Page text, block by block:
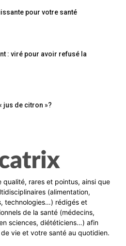
pour votre santé
: viré pour avoir refusé la
jus de citron »?
rares et pointus, ainsi que
(alimentation,
technologies…) rédigés et
de la santé (médecins,
sciences, diététiciens…) afin
vie et votre santé au quotidien.